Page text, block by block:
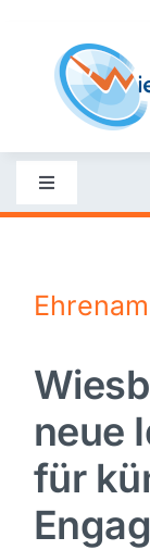
content
Toggle
Navigation
Nachrichten
Politik
Wirtschaft
Sport
neue
für